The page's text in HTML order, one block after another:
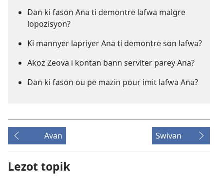
Dan ki fason Ana ti demontre lafwa malgre
lopozisyon?
Ki mannyer lapriyer Ana ti demontre son lafwa?
Akoz Zeova i kontan bann serviter parey Ana?
Dan ki fason ou pe mazin pour imit lafwa Ana?
Avan Swivan
Lezot topik